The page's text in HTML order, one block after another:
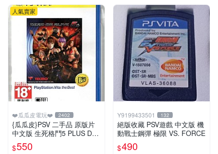
人氣賣家
❤️瓜瓜皮電玩❤️ 2402
{瓜瓜皮}PSV 二手品 原版片
中文版 生死格鬥5 PLUS Dea
d or Alive 5(遊戲都有回收)
$550
Y9199433501 132
絕版收藏 PSV遊戲 中文版 機
動戰士鋼彈 極限 VS. FORCE
$490